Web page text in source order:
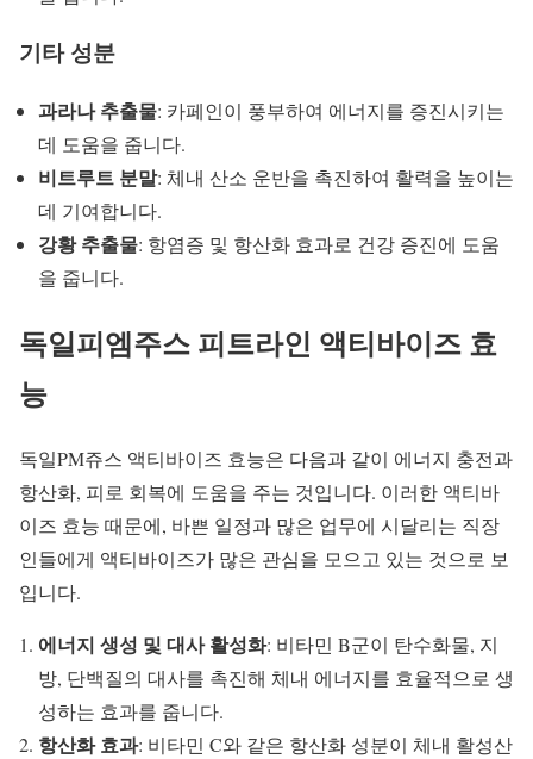
기타 성분
과라나 추출물: 카페인이 풍부하여 에너지를 증진시키는
데 도움을 줍니다.
비트루트 분말: 체내 산소 운반을 촉진하여 활력을 높이는
데 기여합니다.
강황 추출물: 항염증 및 항산화 효과로 건강 증진에 도움
을 줍니다.
독일피엠주스 피트라인 액티바이즈 효
능
독일PM쥬스 액티바이즈 효능은 다음과 같이 에너지 충전과
항산화, 피로 회복에 도움을 주는 것입니다. 이러한 액티바
이즈 효능 때문에, 바쁜 일정과 많은 업무에 시달리는 직장
인들에게 액티바이즈가 많은 관심을 모으고 있는 것으로 보
입니다.
에너지 생성 및 대사 활성화: 비타민 B군이 탄수화물, 지
방, 단백질의 대사를 촉진해 체내 에너지를 효율적으로 생
성하는 효과를 줍니다.
항산화 효과: 비타민 C와 같은 항산화 성분이 체내 활성산